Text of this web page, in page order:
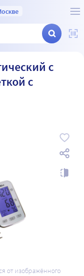
с
с
от изображённого